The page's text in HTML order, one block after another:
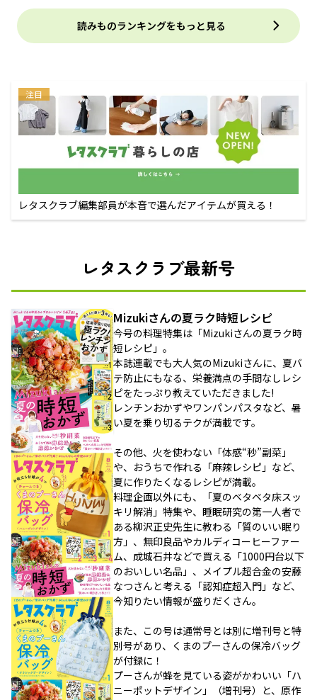
読みものランキングをもっと見る
注目
レタスクラブ編集部員が本音で選んだアイテムが買える！
レタスクラブ最新号
Mizukiさんの夏ラク時短レシピ
今号の料理特集は「Mizukiさんの夏ラク時
短レシピ」。
本誌連載でも大人気のMizukiさんに、夏バ
テ防止にもなる、栄養満点の手間なしレシ
ピをたっぷり教えていただきました!
レンチンおかずやワンパンパスタなど、暑
い夏を乗り切るテクが満載です。
その他、火を使わない「体感“秒”副菜」
や、おうちで作れる「麻辣レシピ」など、
夏に作りたくなるレシピが満載。
料理企画以外にも、「夏のベタベタ床スッ
キリ解消」特集や、睡眠研究の第一人者で
ある柳沢正史先生に教わる「質のいい眠り
方」、無印良品やカルディコーヒーファー
ム、成城石井などで買える「1000円台以下
のおいしい名品」、メイプル超合金の安藤
なつさんと考える「認知症超入門」など、
今知りたい情報が盛りだくさん。
また、この号は通常号とは別に増刊号と特
別号があり、くまのプーさんの保冷バッグ
が付録に！
プーさんが蜂を見ている姿がかわいい「ハ
ニーポットデザイン」（増刊号）と、原作